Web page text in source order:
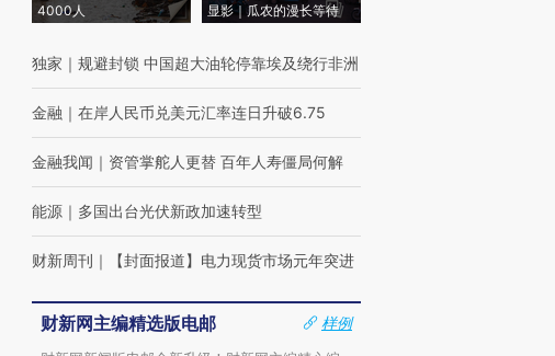
4000人
显影｜瓜农的漫长等待
独家 ｜ 规避封锁 中国超大油轮停靠埃及绕行非洲
金融 ｜ 在岸人民币兑美元汇率连日升破6.75
金融我闻 ｜ 资管掌舵人更替 百年人寿僵局何解
能源 ｜ 多国出台光伏新政加速转型
财新周刊 ｜ 【封面报道】电力现货市场元年突进
财新网主编精选版电邮
样例